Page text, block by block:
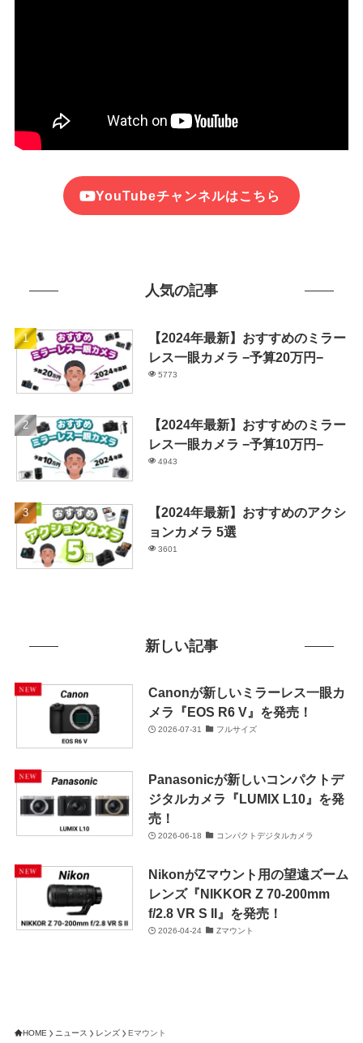
YouTubeチャンネルはこちら
人気の記事
【2024年最新】おすすめのミラー
レス一眼カメラ −予算20万円−
5773
【2024年最新】おすすめのミラー
レス一眼カメラ −予算10万円−
4943
【2024年最新】おすすめのアクシ
ョンカメラ 5選
3601
新しい記事
Canonが新しいミラーレス一眼カ
メラ『EOS R6 V』を発売！
2026-07-31 フルサイズ
Panasonicが新しいコンパクトデ
ジタルカメラ『LUMIX L10』を発
売！
2026-06-18 コンパクトデジタルカメラ
NikonがZマウント用の望遠ズーム
レンズ『NIKKOR Z 70-200mm
f/2.8 VR S II』を発売！
2026-04-24 Zマウント
HOME ニュース レンズ Eマウント